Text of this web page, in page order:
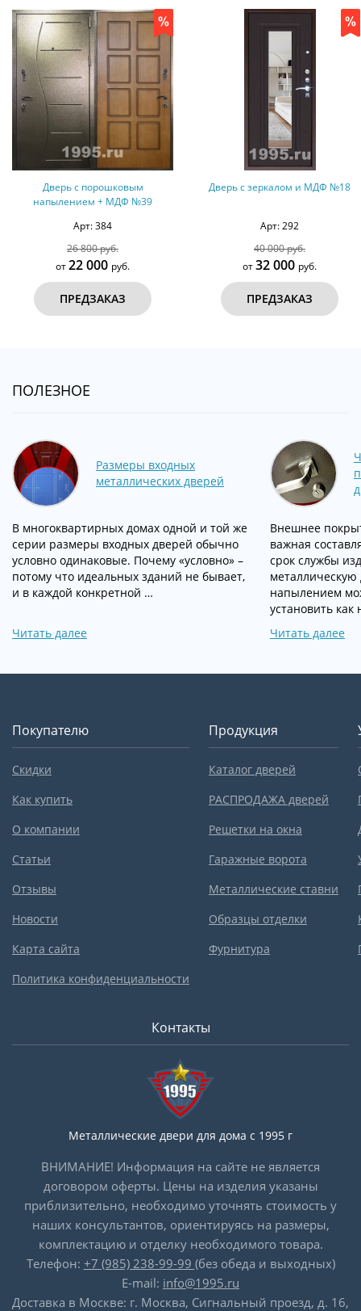
Дверь с порошковым
напылением + МДФ №39
Арт: 384
26 800 руб.
от22 000 руб.
ПРЕДЗАКАЗ
Дверь с зеркалом и МДФ №18
Арт: 292
40 000 руб.
от32 000 руб.
ПРЕДЗАКАЗ
ПОЛЕЗНОЕ
Размеры входных
металлических дверей
В многоквартирных домах одной и той же
серии размеры входных дверей обычно
условно одинаковые. Почему «условно» –
потому что идеальных зданий не бывает,
и в каждой конкретной …
Читать далее
Внешнее
важная
срок службы
напылением
установить
Читать далее
Покупателю
Скидки
Как купить
О компании
Статьи
Отзывы
Новости
Карта сайта
Политика конфиденциальности
Продукция
Каталог дверей
РАСПРОДАЖА дверей
Решетки на окна
Гаражные ворота
Металлические ставни
Образцы отделки
Фурнитура
Контакты
Металлические двери для дома с 1995 г
ВНИМАНИЕ! Информация на сайте не является
договором оферты. Цены на изделия указаны
приблизительно, необходимо уточнять стоимость у
наших консультантов, ориентируясь на размеры,
комплектацию и отделку необходимого товара.
Телефон: +7 (985) 238-99-99 (без обеда и выходных)
E-mail: info@1995.ru
Доставка в Москве: г. Москва, Сигнальный проезд, д. 16,